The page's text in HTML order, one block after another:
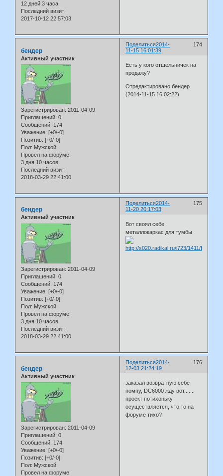
12 дней 3 часа
Последний визит:
2017-10-12 22:57:03
Поделиться 174
2014-
11-15 16:01:39
бендер
Активный участник
Зарегистрирован: 2011-04-09
Приглашений: 0
Сообщений: 174
Уважение: [+0/-0]
Позитив: [+0/-0]
Пол: Мужской
Провел на форуме:
3 дня 10 часов
Последний визит:
2018-03-29 22:41:00
Есть у кого отшельничек на
продажу?
Отредактировано бендер
(2014-11-15 16:02:22)
Поделиться 175
2014-
11-20 20:17:03
бендер
Активный участник
Зарегистрирован: 2011-04-09
Приглашений: 0
Сообщений: 174
Уважение: [+0/-0]
Позитив: [+0/-0]
Пол: Мужской
Провел на форуме:
3 дня 10 часов
Последний визит:
2018-03-29 22:41:00
Вот своял себе
металлокаркас для тумбы
Поделиться 176
2014-
12-03 21:24:19
бендер
Активный участник
Зарегистрирован: 2011-04-09
Приглашений: 0
Сообщений: 174
Уважение: [+0/-0]
Позитив: [+0/-0]
Пол: Мужской
Провел на форуме:
заказал возвратную себе
помпу, DC6000 жду вот.......
проект потихоньку
осуществляется, что то на
форуме тихо?